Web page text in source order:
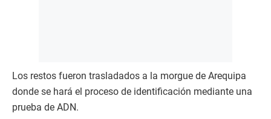
Los restos fueron trasladados a la morgue de Arequipa
donde se hará el proceso de identificación mediante una
prueba de ADN.